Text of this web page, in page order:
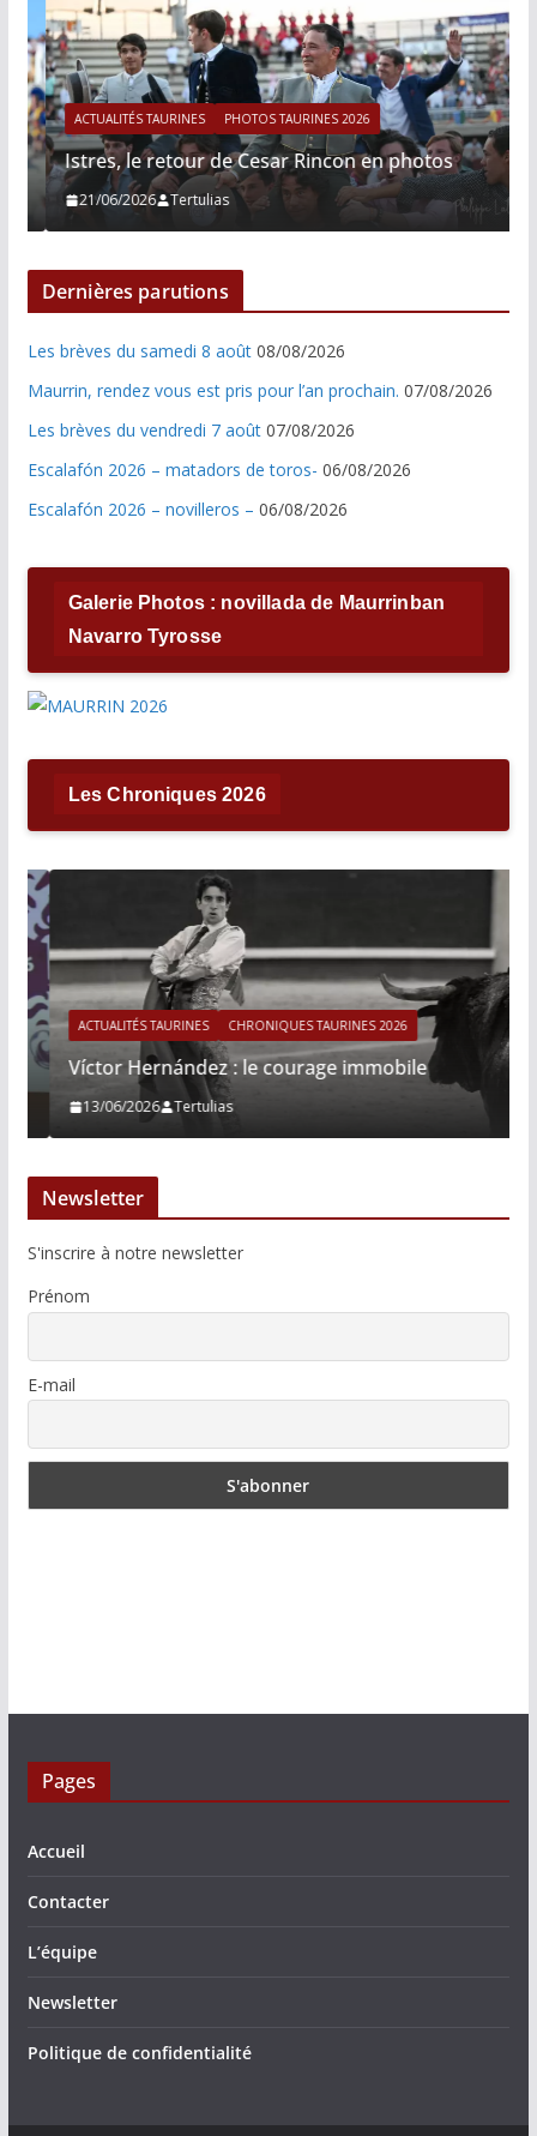
ACTUALITÉS TAURINES PHOTOS TAURINES 2026
Istres, le retour de Cesar Rincon en photos
21/06/2026 Tertulias
Dernières parutions
Les brèves du samedi 8 août 08/08/2026
Maurrin, rendez vous est pris pour l’an prochain. 07/08/2026
Les brèves du vendredi 7 août 07/08/2026
Escalafón 2026 – matadors de toros- 06/08/2026
Escalafón 2026 – novilleros – 06/08/2026
Galerie Photos : novillada de Maurrinban
Navarro Tyrosse
Les Chroniques 2026
ACTUALITÉS TAURINES CHRONIQUES TAURINES 2026
Víctor Hernández : le courage immobile
13/06/2026 Tertulias
Newsletter
S'inscrire à notre newsletter
Prénom
E-mail
Pages
Accueil
Contacter
L’équipe
Newsletter
Politique de confidentialité